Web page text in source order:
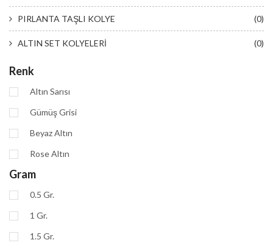
PIRLANTA TAŞLI KOLYE (0)
ALTIN SET KOLYELERİ (0)
Renk
Altın Sarısı
Gümüş Grisi
Beyaz Altın
Rose Altın
Gram
0.5 Gr.
1 Gr.
1.5 Gr.